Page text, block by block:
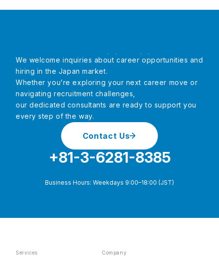
CONTACT
We welcome inquiries about career opportunities and
hiring in the Japan market.
Whether you’re exploring your next career move or
navigating recruitment challenges,
our dedicated consultants are ready to support you
every step of the way.
Contact Us
+81-3-6281-8385
Business Hours: Weekdays 9:00–18:00 (JST)
Services Company